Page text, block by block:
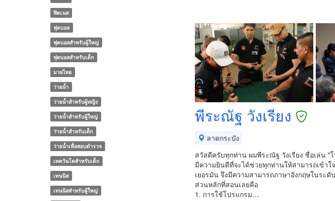
พีระณัฐ วังเรียง
ลาดกระบัง
สวัสดีครับทุกท่าน ผมพีระณัฐ วังเรียง ชื่อเล่น "
มีความยินดีที่จะได้ช่วยทุกท่านให้สามารถเข้า
เยอรมัน จึงมีความสามารถภาษาอังกฤษในระ
ส่วนหลักที่สอนเลยคือ
1. การใช้โปรแกรม…
ฟิตเนส
ฟุตบอล
ฟุตบอลสำหรับผู้ใหญ่
ฟุตบอลสำหรับเด็ก
มวยไทย
ว่ายน้ำ
ว่ายน้ำสำหรับผู้หญิง
ว่ายน้ำสำหรับผู้ใหญ่
ว่ายน้ำสำหรับเด็ก
ว่ายน้ำเพื่อสอบตำรวจ
เทควันโดสำหรับเด็ก
เทนนิส
เทนนิสสำหรับผู้ใหญ่